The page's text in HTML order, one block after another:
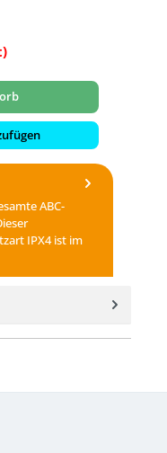
ABC-
IPX4 ist im